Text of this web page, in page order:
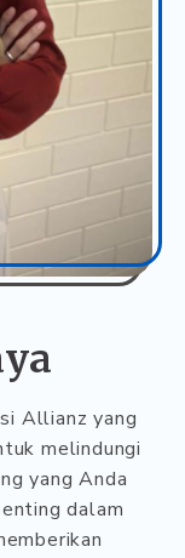
Allianz yang
melindungi
yang Anda
dalam